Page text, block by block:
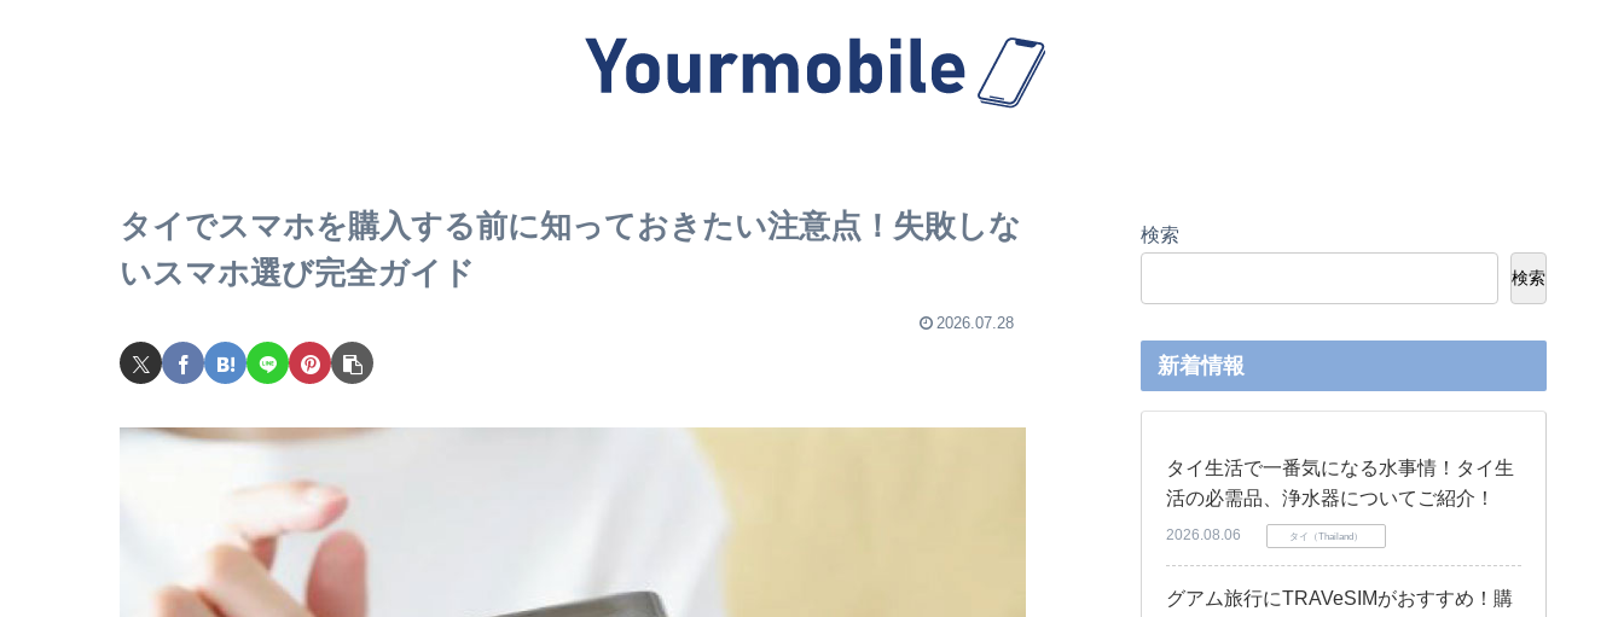
タイでスマホを購入する前に知っておきたい注意点！失敗しな
いスマホ選び完全ガイド
2026.07.28
検索
検索
新着情報
タイ生活で一番気になる水事情！タイ生
活の必需品、浄水器についてご紹介！
2026.08.06 タイ（Thailand）
グアム旅行にTRAVeSIMがおすすめ！購